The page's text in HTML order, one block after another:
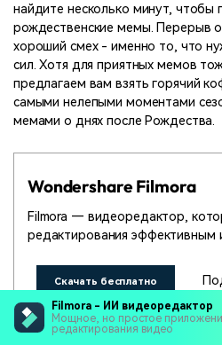
Filmora - ИИ видеоредактор
Мощное, но простое
редактирования видео
найдите несколько минут, чтобы
рождественские мемы. Перерыв
хороший смех - именно то, что
сил. Хотя для приятных мемов
предлагаем вам взять горячий
самыми нелепыми моментами
мемами о днях после Рождества.
Wondershare Filmora
Filmora — видеоредактор,
редактирования эффективным
Скачать бесплатно